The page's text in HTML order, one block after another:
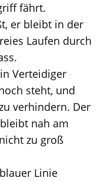
fährt.
er bleibt in der
Laufen durch
Verteidiger
steht, und
verhindern. Der
nah am
zu groß
Linie